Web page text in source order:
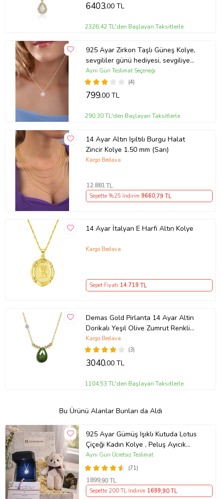
6403,00 TL
2326,42 TL'den Başlayan Taksitlerle
925 Ayar Zirkon Taşlı Güneş Kolye,
sevgililer günü hediyesi, sevgiliye
hediye, doğum günü hediyesi, yeni iş
hediyesi, geçmiş olsun hediyesi, altın
kolye, kız arkadaş hediyesi, hediye
(4)
Aynı Gün Teslimat Seçeneği
799,00 TL
290,30 TL'den Başlayan Taksitlerle
14 Ayar Altın Işıltılı Burgu Halat
Zincir Kolye 1.50 mm (Sarı)
Kargo Bedava
12.881TL
Sepette %25 İndirim 9660,79 TL
14 Ayar İtalyan E Harfi Altın Kolye
Kargo Bedava
Sepet Fiyatı 14.719TL
Demas Gold Pirlanta 14 Ayar Altin
Dorikalı Yeşıl Olive Zumrut Renkli
Damla Taşlı Kolye (Sarı)
(3)
Kargo Bedava
3040,00 TL
1104,53 TL'den Başlayan Taksitlerle
Bu Ürünü Alanlar Bunları da Aldı
925 Ayar Gümüş Işıklı Kutuda Lotus
Çiçeği Kadın Kolye , Peluş Ayıcık
Anahtarlık Marteniçka Bileklik,
Polaroid Fotoğraf Hediye
(71)
Aynı Gün Ücretsiz Teslimat
1899,90 TL
Sepette 200 TL İndirim 1699,90 TL